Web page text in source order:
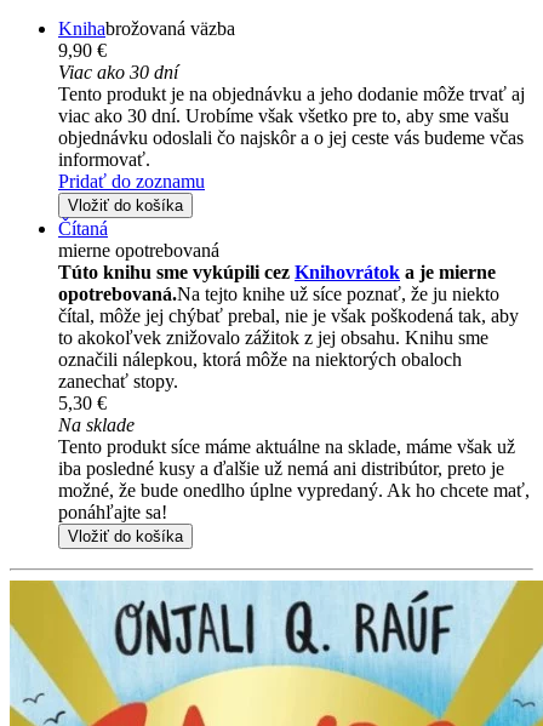
Knihabrožovaná väzba
9,90 €
Viac ako 30 dní
Tento produkt je na objednávku a jeho dodanie môže trvať aj
viac ako 30 dní. Urobíme však všetko pre to, aby sme vašu
objednávku odoslali čo najskôr a o jej ceste vás budeme včas
informovať.
Pridať do zoznamu
Vložiť do košíka
Čítaná
mierne opotrebovaná
Túto knihu sme vykúpili cez Knihovrátok a je mierne
opotrebovaná.Na tejto knihe už síce poznať, že ju niekto
čítal, môže jej chýbať prebal, nie je však poškodená tak, aby
to akokoľvek znižovalo zážitok z jej obsahu. Knihu sme
označili nálepkou, ktorá môže na niektorých obaloch
zanechať stopy.
5,30 €
Na sklade
Tento produkt síce máme aktuálne na sklade, máme však už
iba posledné kusy a ďalšie už nemá ani distribútor, preto je
možné, že bude onedlho úplne vypredaný. Ak ho chcete mať,
ponáhľajte sa!
Vložiť do košíka